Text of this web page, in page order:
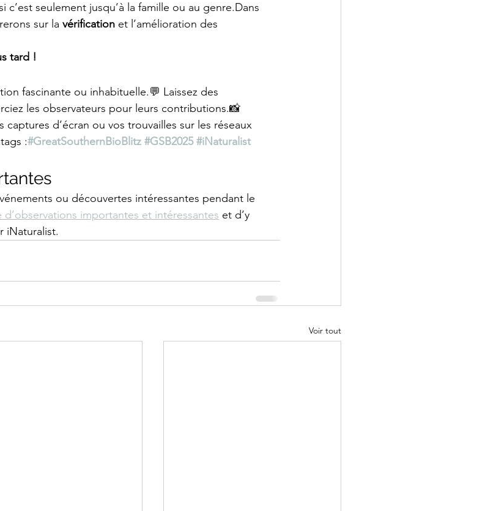
seulement jusqu’à la famille ou au genre.Dans
sur la vérification et l’amélioration des
tard !
fascinante ou inhabituelle.💬 Laissez des
les observateurs pour leurs contributions.📸
d’écran ou vos trouvailles sur les réseaux
:#GreatSouthernBioBlitz #GSB2025 #iNaturalist
ou découvertes intéressantes pendant le
d’observations importantes et intéressantes et d’y
iNaturalist.
Voir tout